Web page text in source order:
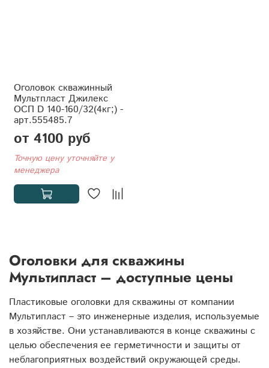
Оголовок скважинный
Мультпласт Джилекс
ОСП D 140-160/32(4кг;) -
арт.555485.7
от 4100 руб
Точную цену уточняйте у
менеджера
Оголовки для скважины
Мультипласт – доступные цены
Пластиковые оголовки для скважины от компании
Мультипласт – это инженерные изделия, используемые
в хозяйстве. Они устанавливаются в конце скважины с
целью обеспечения ее герметичности и защиты от
неблагоприятных воздействий окружающей среды.